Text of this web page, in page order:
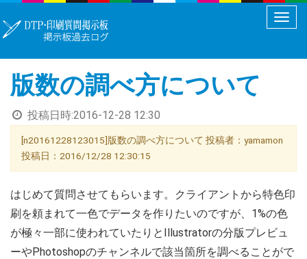
メ
ュ
替
版数の調べ方について
投稿日時:2016-12-28 12:30
[n20161228123015]版数の調べ方について 投稿者：yamamon
投稿日：2016/12/28 12:30:15
はじめて質問させてもらいます。クライアントから特色印
刷を頼まれて一色でデータを作りたいのですが、1%の色
が極々一部に使われていたりとIllustratorの分版プレビュ
ーやPhotoshopのチャンネルで該当箇所を調べることがで